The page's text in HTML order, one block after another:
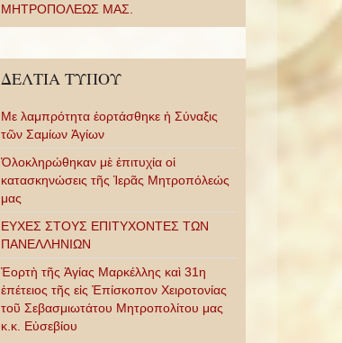
ΜΗΤΡΟΠΟΛΕΩΣ ΜΑΣ.
ΔΕΛΤΙΑ ΤΥΠΟΥ
Με λαμπρότητα ἑορτάσθηκε ἡ Σύναξις
τῶν Σαμίων Ἁγίων
Ὁλοκληρώθηκαν μὲ ἐπιτυχία οἱ
κατασκηνώσεις τῆς Ἱερᾶς Μητροπόλεώς
μας
ΕΥΧΕΣ ΣΤΟΥΣ ΕΠΙΤΥΧΟΝΤΕΣ ΤΩΝ
ΠΑΝΕΛΛΗΝΙΩΝ
Ἑορτὴ τῆς Ἁγίας Μαρκέλλης καὶ 31η
ἐπέτειος τῆς εἰς Ἐπίσκοπον Χειροτονίας
τοῦ Σεβασμιωτάτου Μητροπολίτου μας
κ.κ. Εὐσεβίου